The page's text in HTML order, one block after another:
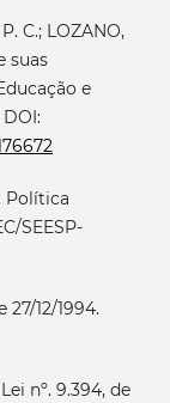
C.; LOZANO,
suas
e
DOI:
Política
SEESP-
27/12/1994.
nº. 9.394, de